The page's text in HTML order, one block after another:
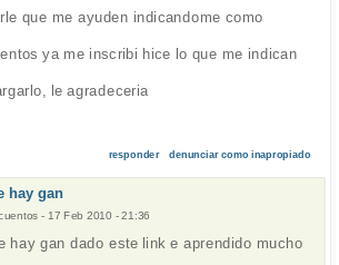
que me ayuden indicandome como
ya me inscribi hice lo que me indican
le agradeceria
responder denunciar como inapropiado
hay gan
- 17 Feb 2010 - 21:36
hay gan dado este link e aprendido mucho